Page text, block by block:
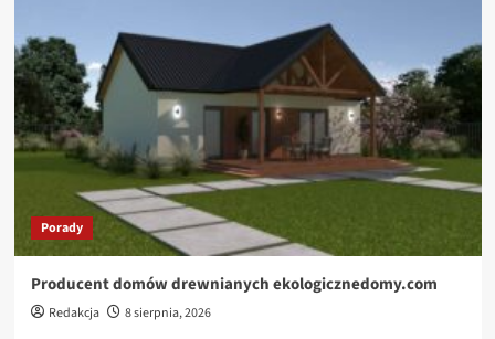
Porady
Producent domów drewnianych ekologicznedomy.com
Redakcja 8 sierpnia, 2026